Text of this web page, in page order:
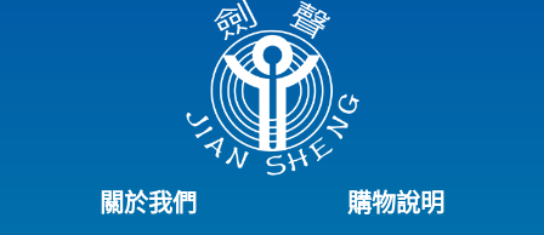
關於我們 購物說明